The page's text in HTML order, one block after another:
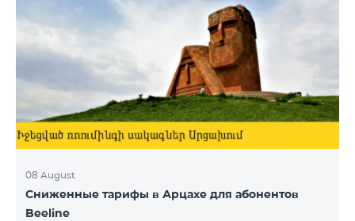
08 August
Сниженные тарифы в Арцахе для абонентов
Beeline